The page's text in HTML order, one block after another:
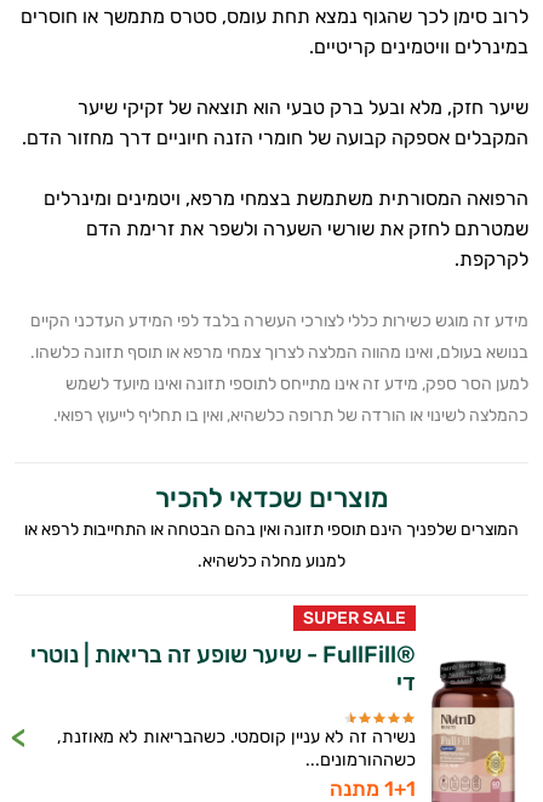
לרוב סימן לכך שהגוף נמצא תחת עומס, סטרס מתמשך או חוסרים
במינרלים וויטמינים קריטיים.
שיער חזק, מלא ובעל ברק טבעי הוא תוצאה של זקיקי שיער
המקבלים אספקה קבועה של חומרי הזנה חיוניים דרך מחזור הדם.
הרפואה המסורתית משתמשת בצמחי מרפא, ויטמינים ומינרלים
שמטרתם לחזק את שורשי השערה ולשפר את זרימת הדם
לקרקפת.
מידע זה מוגש כשירות כללי לצורכי העשרה בלבד לפי המידע העדכני הקיים
בנושא בעולם, ואינו מהווה המלצה לצרוך צמחי מרפא או תוסף תזונה כלשהו.
למען הסר ספק, מידע זה אינו מתייחס לתוספי תזונה ואינו מיועד לשמש
כהמלצה לשינוי או הורדה של תרופה כלשהיא, ואין בו תחליף לייעוץ רפואי.
מוצרים שכדאי להכיר
המוצרים שלפניך הינם תוספי תזונה ואין בהם הבטחה או התחייבות לרפא או
למנוע מחלה כלשהיא.
SUPER SALE
®FullFill - שיער שופע זה בריאות | נוטרי
די
נשירה זה לא עניין קוסמטי. כשהבריאות לא מאוזנת,
כשההורמונים...
1+1 מתנה